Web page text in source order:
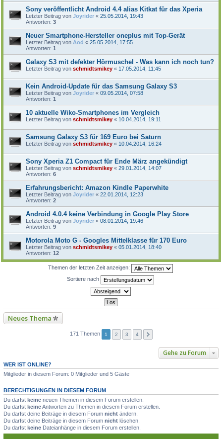
Sony veröffentlicht Android 4.4 alias Kitkat für das Xperia
Letzter Beitrag von Joyrider « 25.05.2014, 19:43
Antworten: 3
Neuer Smartphone-Hersteller oneplus mit Top-Gerät
Letzter Beitrag von Aod « 25.05.2014, 17:55
Antworten: 1
Galaxy S3 mit defekter Hörmuschel - Was kann ich noch tun?
Letzter Beitrag von schmidtsmikey « 17.05.2014, 11:45
Kein Android-Update für das Samsung Galaxy S3
Letzter Beitrag von Joyrider « 09.05.2014, 07:58
Antworten: 1
10 aktuelle Wiko-Smartphones im Vergleich
Letzter Beitrag von schmidtsmikey « 10.04.2014, 19:11
Samsung Galaxy S3 für 169 Euro bei Saturn
Letzter Beitrag von schmidtsmikey « 10.04.2014, 16:24
Sony Xperia Z1 Compact für Ende März angekündigt
Letzter Beitrag von schmidtsmikey « 29.01.2014, 14:07
Antworten: 6
Erfahrungsbericht: Amazon Kindle Paperwhite
Letzter Beitrag von Joyrider « 22.01.2014, 12:23
Antworten: 2
Android 4.0.4 keine Verbindung in Google Play Store
Letzter Beitrag von Joyrider « 08.01.2014, 19:46
Antworten: 9
Motorola Moto G - Googles Mittelklasse für 170 Euro
Letzter Beitrag von schmidtsmikey « 05.01.2014, 18:40
Antworten: 12
Themen der letzten Zeit anzeigen:
Sortiere nach
Neues Thema
171 Themen 1 2 3 4
Gehe zu Forum
WER IST ONLINE?
Mitglieder in diesem Forum: 0 Mitglieder und 5 Gäste
BERECHTIGUNGEN IN DIESEM FORUM
Du darfst keine neuen Themen in diesem Forum erstellen.
Du darfst keineAntworten zu Themen in diesem Forum erstellen.
Du darfst deine Beiträge in diesem Forum nicht ändern.
Du darfst deine Beiträge in diesem Forum nicht löschen.
Du darfst keine Dateianhänge in diesem Forum erstellen.